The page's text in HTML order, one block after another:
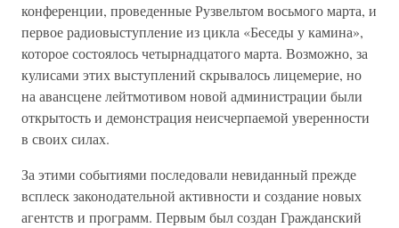
конференции, проведенные Рузвельтом восьмого марта, и
первое радиовыступление из цикла «Беседы у камина»,
которое состоялось четырнадцатого марта. Возможно, за
кулисами этих выступлений скрывалось лицемерие, но
на авансцене лейтмотивом новой администрации были
открытость и демонстрация неисчерпаемой уверенности
в своих силах.
За этими событиями последовали невиданный прежде
всплеск законодательной активности и создание новых
агентств и программ. Первым был создан Гражданский